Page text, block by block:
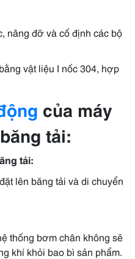
nâng đỡ và cố định các bộ
vật liệu I nốc 304, hợp
của máy
tải:
tải:
lên băng tải và di chuyển
thống bơm chân không sẽ
khí khỏi bao bì sản phẩm.